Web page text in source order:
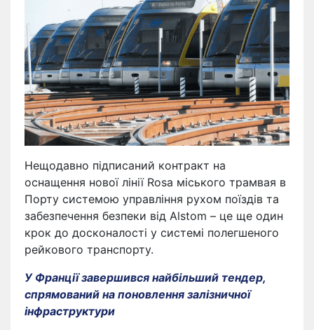
Нещодавно підписаний контракт на
оснащення нової лінії Rosa міського трамвая в
Порту системою управління рухом поїздів та
забезпечення безпеки від Alstom – це ще один
крок до досконалості у системі полегшеного
рейкового транспорту.
У Франції завершився найбільший тендер,
спрямований на поновлення залізничної
інфраструктури